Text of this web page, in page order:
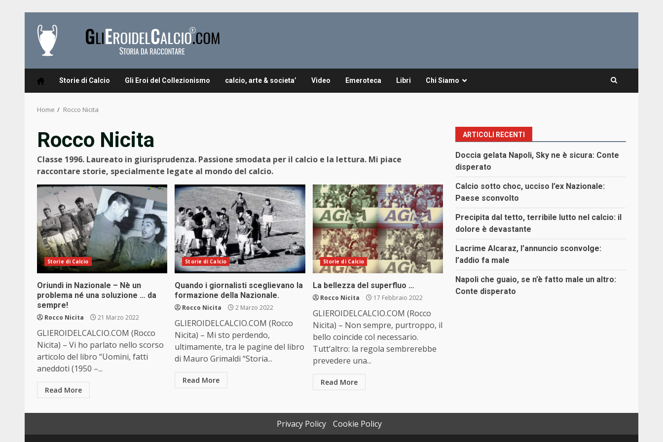
content
Storie di Calcio Gli Eroi del Collezionismo calcio, arte & societa’ Video Emeroteca Libri Chi Siamo
Home Rocco Nicita
Rocco Nicita
Classe 1996. Laureato in giurisprudenza. Passione smodata per il calcio e la lettura. Mi piace
raccontare storie, specialmente legate al mondo del calcio.
Storie di Calcio
Oriundi in Nazionale – Nè un
problema né una soluzione … da
sempre!
Rocco Nicita 21 Marzo 2022
GLIEROIDELCALCIO.COM (Rocco
Nicita) – Vi ho parlato nello scorso
articolo del libro “Uomini, fatti
aneddoti (1950 –...
Read More
Storie di Calcio
Quando i giornalisti sceglievano la
formazione della Nazionale.
Rocco Nicita 2 Marzo 2022
GLIEROIDELCALCIO.COM (Rocco
Nicita) – Mi sto perdendo,
ultimamente, tra le pagine del libro
di Mauro Grimaldi “Storia...
Read More
Storie di Calcio
La bellezza del superfluo …
Rocco Nicita 17 Febbraio 2022
GLIEROIDELCALCIO.COM (Rocco
Nicita) – Non sempre, purtroppo, il
bello coincide col necessario.
Tutt’altro: la regola sembrerebbe
prevedere una...
Read More
ARTICOLI RECENTI
Doccia gelata Napoli, Sky ne è sicura: Conte
disperato
Calcio sotto choc, ucciso l’ex Nazionale:
Paese sconvolto
Precipita dal tetto, terribile lutto nel calcio: il
dolore è devastante
Lacrime Alcaraz, l’annuncio sconvolge:
l’addio fa male
Napoli che guaio, se n’è fatto male un altro:
Conte disperato
Privacy Policy
Cookie Policy